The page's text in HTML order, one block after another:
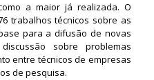
a maior já realizada. O
trabalhos técnicos sobre as
para a difusão de novas
sobre problemas
entre técnicos de empresas
de pesquisa.